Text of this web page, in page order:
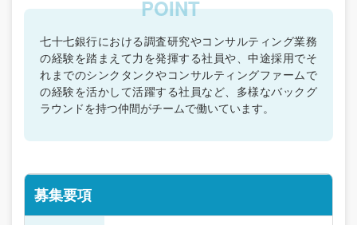
七十七銀行における調査研究やコンサルティング業務
の経験を踏まえて力を発揮する社員や、中途採用でそ
れまでのシンクタンクやコンサルティングファームで
の経験を活かして活躍する社員など、多様なバックグ
ラウンドを持つ仲間がチームで働いています。
募集要項